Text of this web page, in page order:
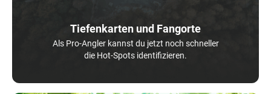
Tiefenkarten und Fangorte
Als Pro-Angler kannst du jetzt noch schneller
die Hot-Spots identifizieren.